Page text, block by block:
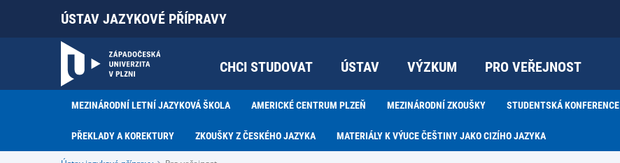
ÚSTAV JAZYKOVÉ PŘÍPRAVY
CHCI STUDOVAT ÚSTAV VÝZKUM PRO VEŘEJNOST
MEZINÁRODNÍ LETNÍ JAZYKOVÁ ŠKOLA AMERICKÉ CENTRUM PLZEŇ MEZINÁRODNÍ ZKOUŠKY STUDENTSKÁ KONFERENCE
PŘEKLADY A KOREKTURY ZKOUŠKY Z ČESKÉHO JAZYKA MATERIÁLY K VÝUCE ČEŠTINY JAKO CIZÍHO JAZYKA